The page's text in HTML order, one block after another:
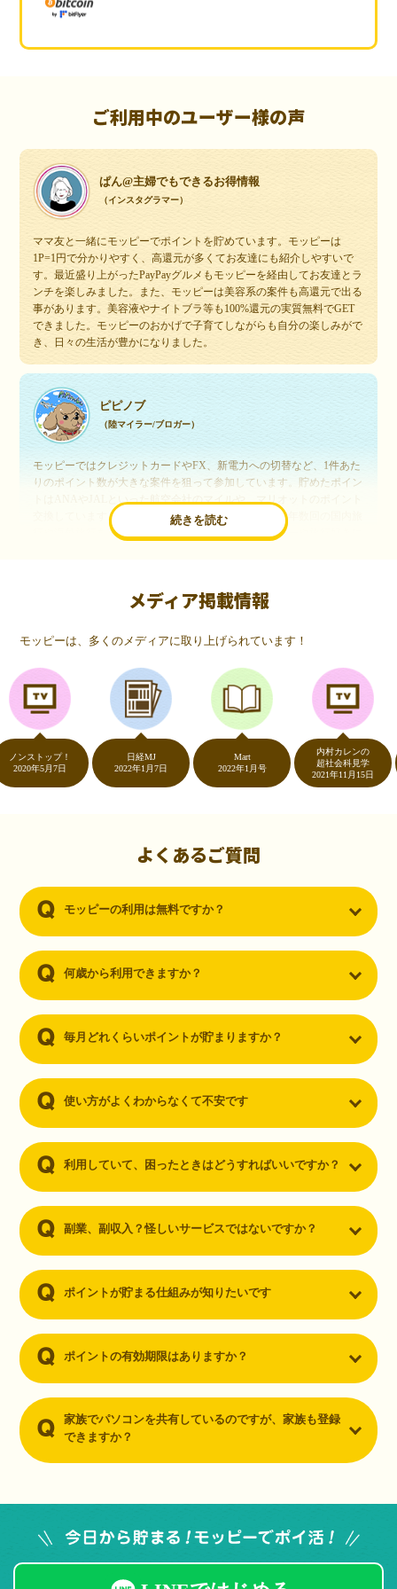
ご利用中のユーザー様の声
ぱん@主婦でもできるお得情報
（インスタグラマー）
ママ友と一緒にモッピーでポイントを貯めています。モッピーは
1P=1円で分かりやすく、高還元が多くてお友達にも紹介しやすいで
す。最近盛り上がったPayPayグルメもモッピーを経由してお友達とラ
ンチを楽しみました。また、モッピーは美容系の案件も高還元で出る
事があります。美容液やナイトブラ等も100%還元の実質無料でGET
できました。モッピーのおかげで子育てしながらも自分の楽しみがで
き、日々の生活が豊かになりました。
続きを読む
ピピノブ
（陸マイラー/ブロガー）
モッピーではクレジットカードやFX、新電力への切替など、1件あた
りのポイント数が大きな案件を狙って参加しています。貯めたポイン
交換しています。このようにすることで、ほぼ無料で年数回の国内旅
行や海外旅行を実現しています。モッピーは陸マイラーや旅行好きに
いつものネットショッピングが、モッピーでお得
（20代・女性）
友達に勧められてモッピーをはじめました。空いた時間にスマホで買
い物をすることが多いのですが、モッピーを経由するだけでショップ
のポイントとモッピーのポイントが二重で貯まることを知り、ビック
リ…！いつものネットショッピングをモッピーを経由するだけでポイ
ントが貯まるなんて…もっと早く教えてほしかった～！貯まったポイ
ントはギフト券に交換して、プチ贅沢を楽しんでます♪
（30代・男性）
ーを知りました。クレジットカードを発行するだけでポイントが貯ま
るならと無料登録して、クレジットカードの発行やアプリダウンロー
メディア掲載情報
モッピーは、多くのメディアに取り上げられています！
ストップ！
年5月7日
日経MJ
2022年1月7日
2022年1月号
内村カレンの
超社会科見学
2021年11月15日
よくあるご質問
モッピーの利用は無料ですか？
何歳から利用できますか？
毎月どれくらいポイントが貯まりますか？
使い方がよくわからなくて不安です
利用していて、困ったときはどうすればいいですか？
副業、副収入？怪しいサービスではないですか？
ポイントが貯まる仕組みが知りたいです
ポイントの有効期限はありますか？
家族でパソコンを共有しているのですが、家族も登録
できますか？